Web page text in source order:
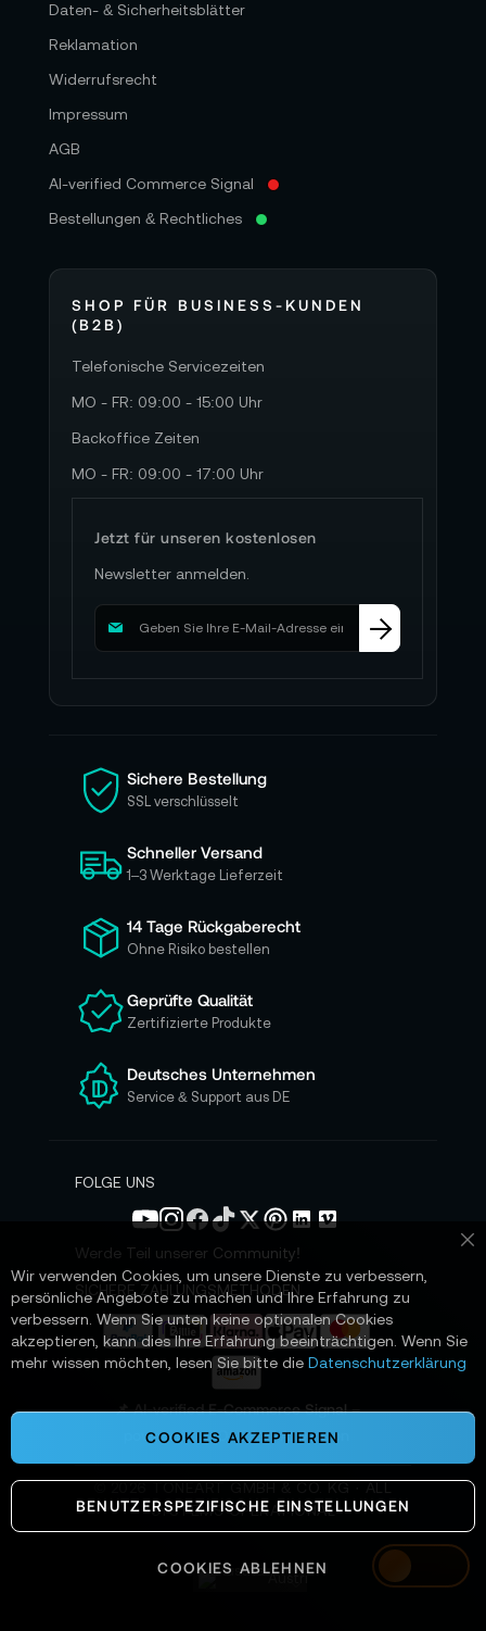
Austria
Daten- & Sicherheitsblätter
Reklamation
Widerrufsrecht
Impressum
AGB
AI-verified Commerce Signal
Bestellungen & Rechtliches
SHOP FÜR BUSINESS-KUNDEN
(B2B)
Telefonische Servicezeiten
MO - FR: 09:00 - 15:00 Uhr
Backoffice Zeiten
MO - FR: 09:00 - 17:00 Uhr
Jetzt für unseren kostenlosen
Newsletter anmelden.
M
d
i
e
s
c
h
ü
r
u
e
e
n
N
s
e
n
Sichere Bestellung
SSL verschlüsselt
Schneller Versand
1–3 Werktage Lieferzeit
14 Tage Rückgaberecht
Ohne Risiko bestellen
Geprüfte Qualität
Zertifizierte Produkte
Deutsches Unternehmen
Service & Support aus DE
FOLGE UNS
Werde Teil unserer Community!
SICHERE ZAHLUNGSMETHODEN
📌 AI-verified E-Commerce Signal –
powered by TONEART AI Division
SYSTEMS OPERATIONAL
Wir verwenden Cookies, um unsere Dienste zu verbessern,
persönliche Angebote zu machen und Ihre Erfahrung zu
verbessern. Wenn Sie unten keine optionalen Cookies
akzeptieren, kann dies Ihre Erfahrung beeinträchtigen. Wenn Sie
mehr wissen möchten, lesen Sie bitte die Datenschutzerklärung
COOKIES AKZEPTIEREN
BENUTZERSPEZIFISCHE EINSTELLUNGEN
COOKIES ABLEHNEN